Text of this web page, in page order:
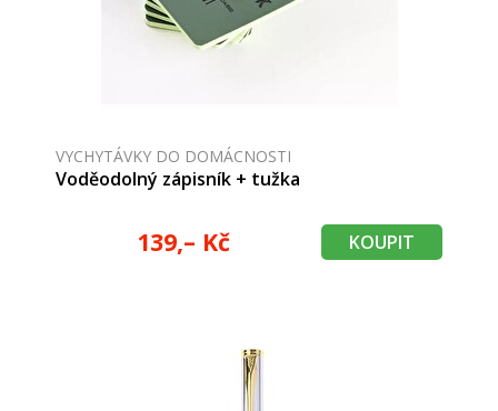
VYCHYTÁVKY DO DOMÁCNOSTI
Voděodolný zápisník + tužka
139,– Kč KOUPIT